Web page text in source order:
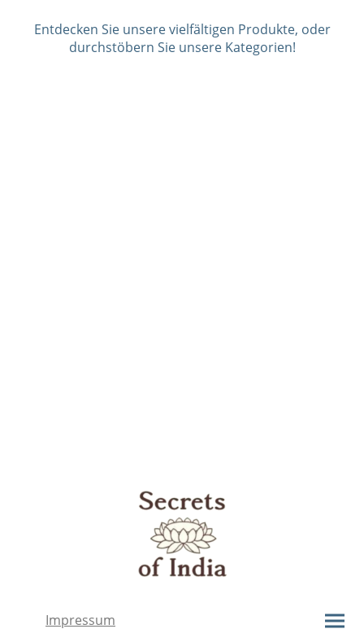
Entdecken Sie unsere vielfältigen Produkte, oder
durchstöbern Sie unsere Kategorien!
Impressum